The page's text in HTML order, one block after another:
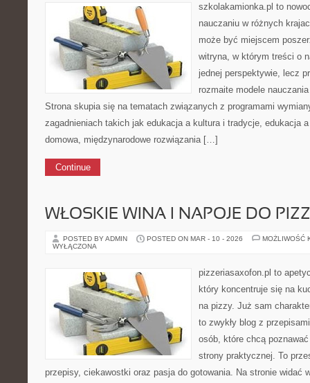
szkolakamionka.pl to
nauczaniu w różnych
może być miejscem
witryna, w którym treści o
jednej perspektywie, lecz
rozmaite modele
Strona skupia się na tematach związanych z programami
zagadnieniach takich jak edukacja a kultura i tradycje, edukacja
domowa, międzynarodowe rozwiązania […]
Continue
WŁOSKIE WINA I NAPOJE DO
POSTED BY ADMIN POSTED ON MAR - 10 - 2026
MOŻLIWOŚĆ
WYŁĄCZONA
pizzeriasaxofon.pl to
który koncentruje się na
na pizzy. Już sam
to zwykły blog z
osób, które chcą
strony praktycznej. To
przepisy, ciekawostki oraz pasja do gotowania. Na stronie widać